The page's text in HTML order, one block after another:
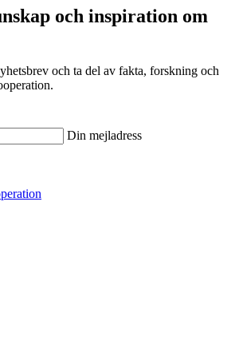
och inspiration om
och ta del av fakta, forskning och
Din mejladress